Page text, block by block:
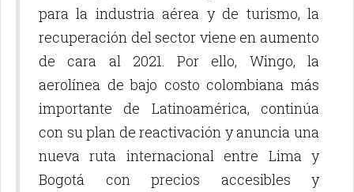
para la industria aérea y de turismo, la
recuperación del sector viene en aumento
de cara al 2021. Por ello, Wingo, la
aerolínea de bajo costo colombiana más
importante de Latinoamérica, continúa
con su plan de reactivación y anuncia una
nueva ruta internacional entre Lima y
Bogotá con precios accesibles y